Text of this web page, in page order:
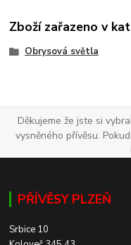
Zboží zařazeno v
Obrysová světla
Děkujeme že jste si
vysněného přívěsu.
PŘÍVĚSY PLZEŇ
Srbice 10